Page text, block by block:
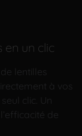
en un clic
lentilles
à vos
clic. Un
de